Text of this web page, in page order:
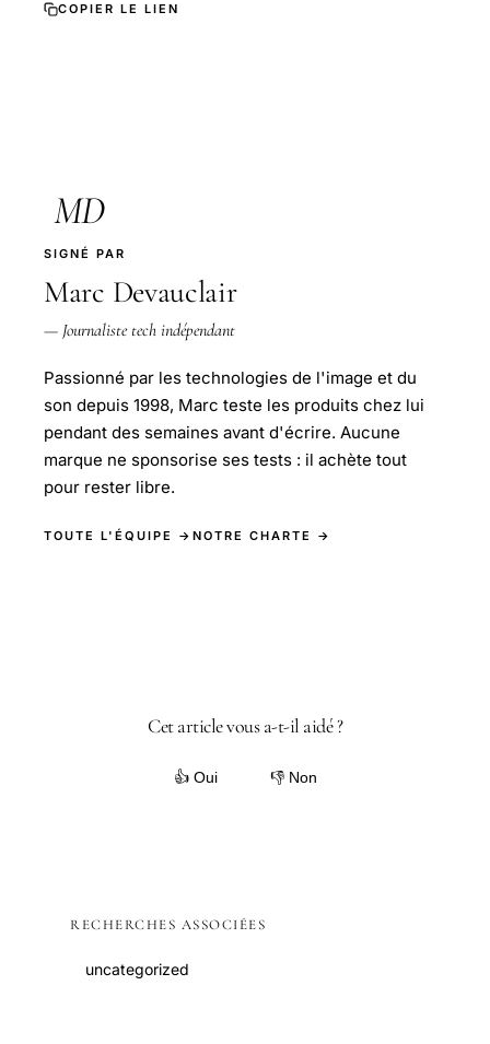
COPIER LE LIEN
MD
SIGNÉ PAR
Marc Devauclair
— Journaliste tech indépendant
Passionné par les technologies de l'image et du
son depuis 1998, Marc teste les produits chez lui
pendant des semaines avant d'écrire. Aucune
marque ne sponsorise ses tests : il achète tout
pour rester libre.
TOUTE L'ÉQUIPE → NOTRE CHARTE →
Cet article vous a-t-il aidé ?
👍 Oui 👎 Non
RECHERCHES ASSOCIÉES
uncategorized